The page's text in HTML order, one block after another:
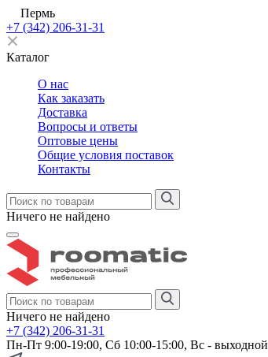
Пермь
+7 (342) 206-31-31
Каталог
О нас
Как заказать
Доставка
Вопросы и ответы
Оптовые цены
Общие условия поставок
Контакты
Ничего не найдено
Ничего не найдено
+7 (342) 206-31-31
Пн-Пт 9:00-19:00, Сб 10:00-15:00, Вс - выходной